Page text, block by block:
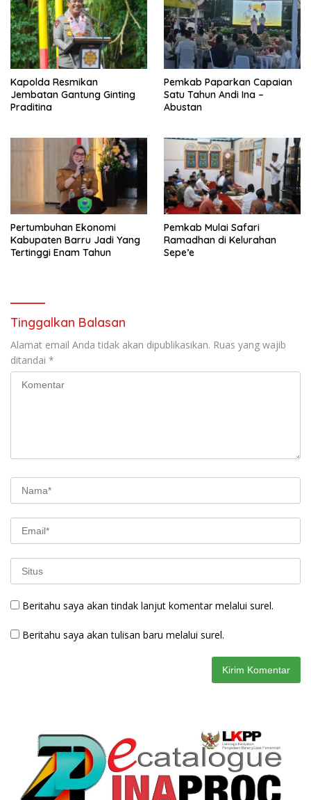
Kapolda Resmikan
Jembatan Gantung Ginting
Praditina
Pemkab Paparkan Capaian
Satu Tahun Andi Ina –
Abustan
Pertumbuhan Ekonomi
Kabupaten Barru Jadi Yang
Tertinggi Enam Tahun
Pemkab Mulai Safari
Ramadhan di Kelurahan
Sepe’e
Tinggalkan Balasan
Alamat email Anda tidak akan dipublikasikan. Ruas yang wajib
ditandai *
Beritahu saya akan tindak lanjut komentar melalui surel.
Beritahu saya akan tulisan baru melalui surel.